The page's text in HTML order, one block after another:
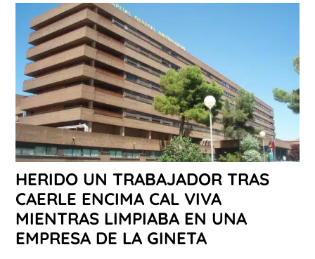
HERIDO UN TRABAJADOR TRAS
CAERLE ENCIMA CAL VIVA
MIENTRAS LIMPIABA EN UNA
EMPRESA DE LA GINETA